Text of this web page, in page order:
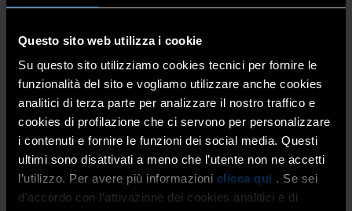
Questo sito web utilizza i cookie
Su questo sito utilizziamo cookies tecnici per fornire le
funzionalità del sito e vogliamo utilizzare anche cookies
analitici di terza parte per analizzare il nostro traffico e
cookies di profilazione che ci servono per personalizzare
i contenuti e fornire le funzioni dei social media. Questi
ultimi sono disattivati a meno che l’utente non ne accetti
l’utilizzo. Per avere più informazioni clicca qui . Se sei
d’accordo con l’attivazione dei cookies analitici e di
Pulitore Qualificato 2026
Sessione...
novembre, 2025
13nov14:3018:30Pulitore Qualificato 2026 | Sessione
autunnale | Incontro conoscitivo gratuito con Paredes |
Giovedì 13 novembre ore 14.30
Dettagli evento